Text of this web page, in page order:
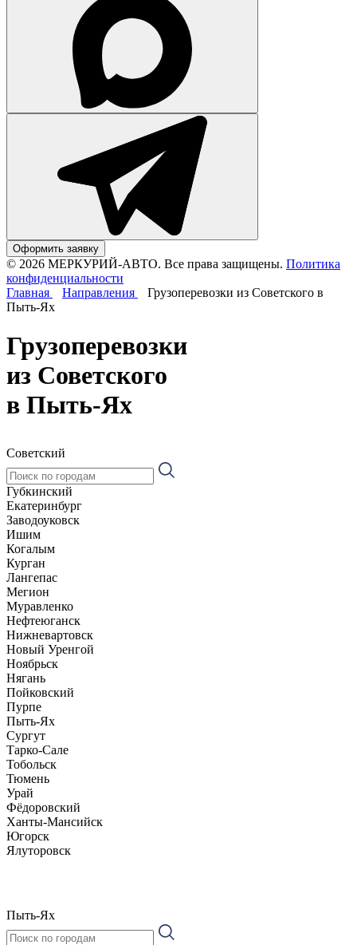
Оформить заявку
© 2026 МЕРКУРИЙ-АВТО. Все права защищены. Политика
конфиденциальности
Главная
Направления
Грузоперевозки из Советского в
Пыть-Ях
Грузоперевозки
из Советского
в Пыть-Ях
Советский
Губкинский
Екатеринбург
Заводоуковск
Ишим
Когалым
Курган
Лангепас
Мегион
Муравленко
Нефтеюганск
Нижневартовск
Новый Уренгой
Ноябрьск
Нягань
Пойковский
Пурпе
Пыть-Ях
Сургут
Тарко-Сале
Тобольск
Тюмень
Урай
Фёдоровский
Ханты-Мансийск
Югорск
Ялуторовск
Пыть-Ях